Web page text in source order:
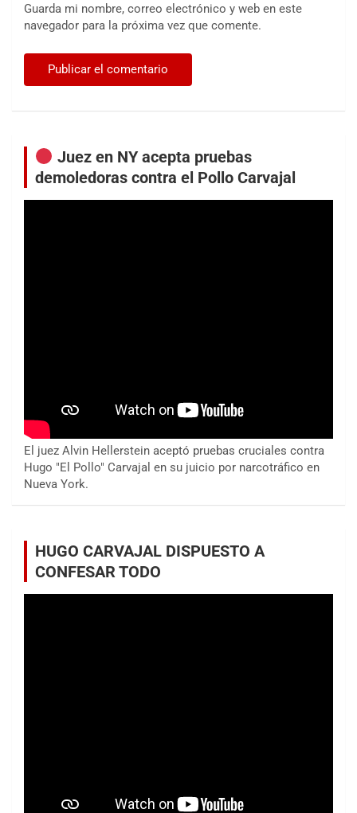
Guarda mi nombre, correo electrónico y web en este
navegador para la próxima vez que comente.
Juez en NY acepta pruebas
demoledoras contra el Pollo Carvajal
El juez Alvin Hellerstein aceptó pruebas cruciales contra
Hugo "El Pollo" Carvajal en su juicio por narcotráfico en
Nueva York.
HUGO CARVAJAL DISPUESTO A
CONFESAR TODO